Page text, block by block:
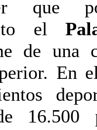
que
el
de una
En
16.500